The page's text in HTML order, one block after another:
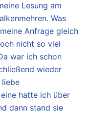
Lesung am
Was
Anfrage gleich
nicht so viel
war ich schon
wieder
liebe
hatte ich über
dann stand sie